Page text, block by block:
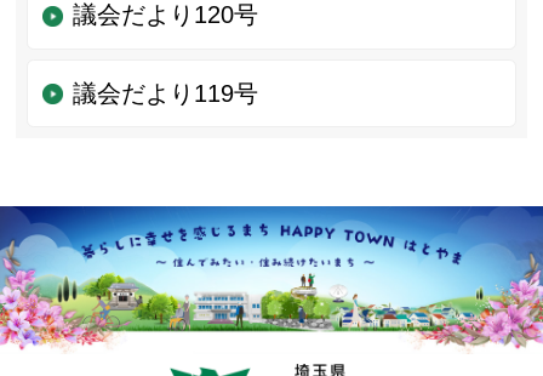
議会だより120号
議会だより119号